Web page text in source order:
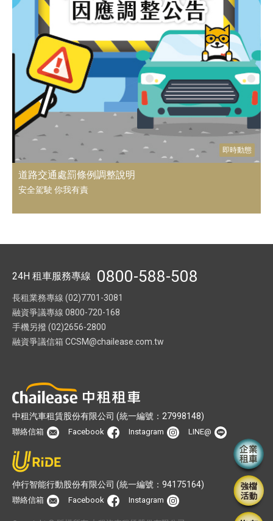
即時動態
道路交通處罰條例調整說明
安全駕駛 你我有責
24H 租車服務專線 0800-588-508
長租業務專線 (02)7701-3081
融資爭議專線 0800-720-168
手機另撥 (02)2656-2800
融資爭議信箱 CCSM@chailease.com.tw
中租汽車租賃股份有限公司 (統一編號：27998148)
聯絡信箱 Facebook Instagram LINE@
仲行智能行動股份有限公司 (統一編號：94175164)
聯絡信箱 Facebook Instagram